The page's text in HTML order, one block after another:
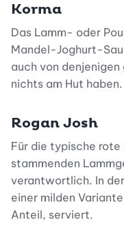
Korma
Das Lamm- oder
Mandel-Joghurt-
auch von
nichts am Hut haben.
Rogan Josh
Für die typische rote
stammenden
verantwortlich. In
einer milden
Anteil, serviert.